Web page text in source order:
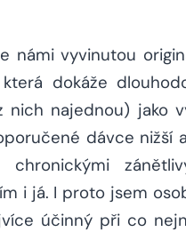
námi vyvinutou
dokáže
najednou) jako
dávce nižší
i já. I proto jsem
účinný při co